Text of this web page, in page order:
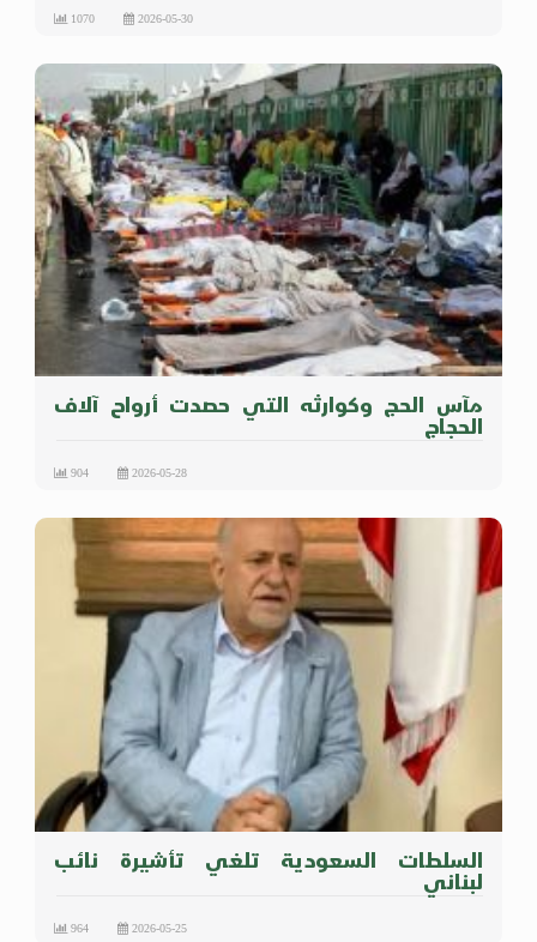
2026-05-30
1070
مآس الحج وكوارثه التي حصدت أرواح آلاف
الحجاج
2026-05-28
904
السلطات السعودية تلغي تأشيرة نائب
لبناني
2026-05-25
964